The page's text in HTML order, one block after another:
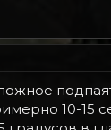
10-15